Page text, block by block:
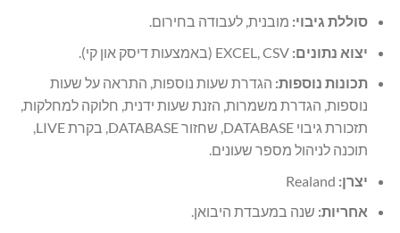
סוללת גיבוי: מובנית, לעבודה בחירום.
יצוא נתונים:
תכונות נוספות: הגדרת שעות נוספות, התראה על שעות
נוספות, הגדרת משמרות, הזנת שעות ידנית, חלוקה למחלקות,
תזכורת גיבוי DATABASE, שחזור DATABASE, בקרת LIVE,
תוכנה לניהול מספר שעונים.
יצרן:
אחריות: שנה במעבדת היבואן.